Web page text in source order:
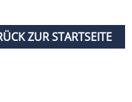
ZUR STARTSEITE